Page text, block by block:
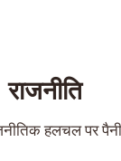
राजनीति
हलचल पर पैनी